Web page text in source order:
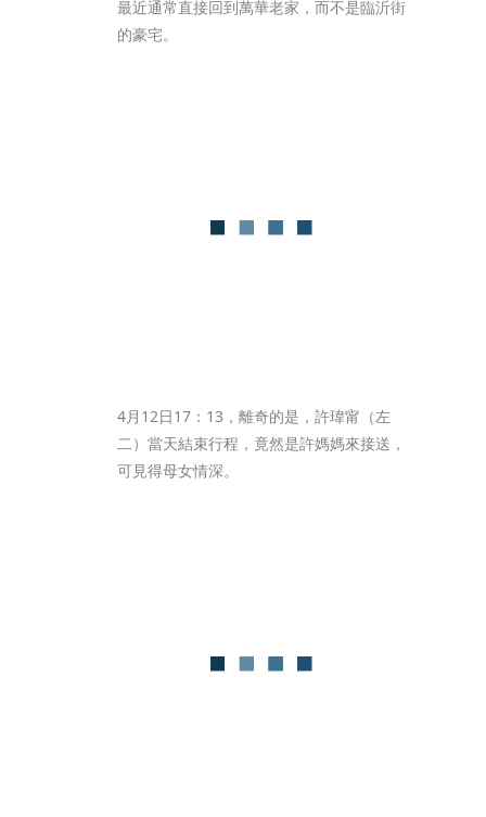
最近通常直接回到萬華老家，而不是臨沂街
的豪宅。
4月12日17：13，離奇的是，許瑋甯（左
二）當天結束行程，竟然是許媽媽來接送，
可見得母女情深。